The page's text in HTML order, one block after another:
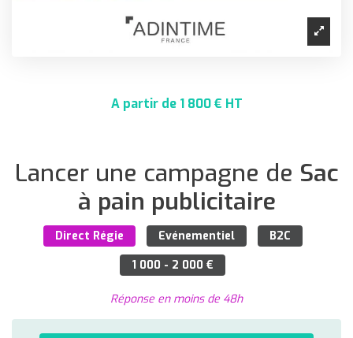
A partir de 1 800 € HT
Lancer une campagne de Sac
à pain publicitaire
Direct Régie Evénementiel
B2C
1 000 - 2 000 €
Réponse en moins de 48h